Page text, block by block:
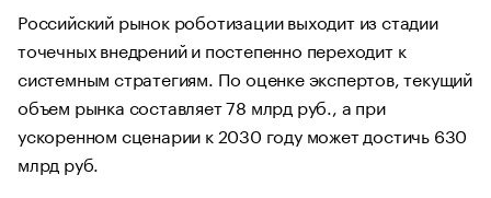
Российский рынок роботизации выходит из стадии
точечных внедрений и постепенно переходит к
системным стратегиям. По оценке экспертов, текущий
объем рынка составляет 78 млрд руб., а при
ускоренном сценарии к 2030 году может достичь 630
млрд руб.